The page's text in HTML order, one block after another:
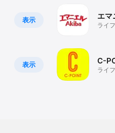
表示
表示
エ
ライ
C-
ライ